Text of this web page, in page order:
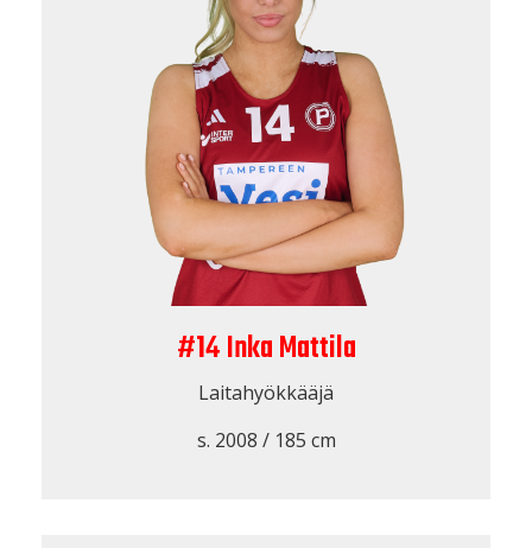
#14 Inka Mattila
Laitahyökkääjä
s. 2008 / 185 cm